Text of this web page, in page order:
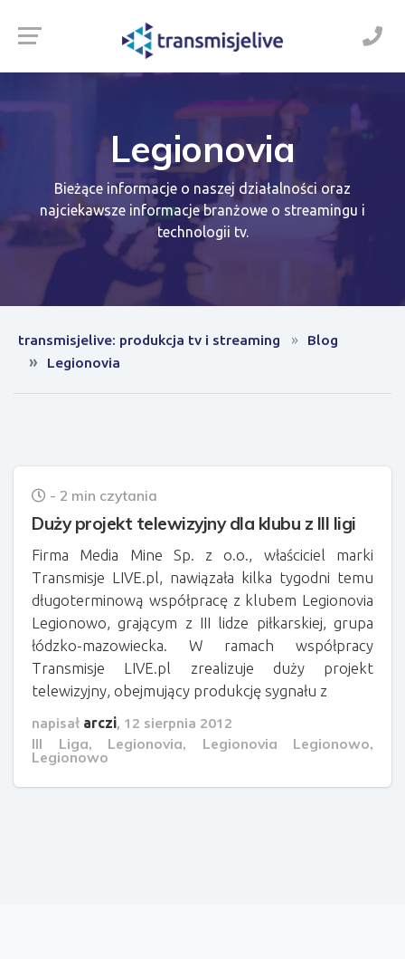
Legionovia
Bieżące informacje o naszej działalności oraz
najciekawsze informacje branżowe o streamingu i
technologii tv.
transmisjelive: produkcja tv i streaming
Blog
Legionovia
- 2 min czytania
Duży projekt telewizyjny dla klubu z III ligi
Firma Media Mine Sp. z o.o., właściciel marki
Transmisje LIVE.pl, nawiązała kilka tygodni temu
długoterminową współpracę z klubem Legionovia
Legionowo, grającym z III lidze piłkarskiej, grupa
łódzko-mazowiecka. W ramach współpracy
Transmisje LIVE.pl zrealizuje duży projekt
telewizyjny, obejmujący produkcję sygnału z
napisał arczi, 12 sierpnia 2012
III Liga, Legionovia, Legionovia Legionowo,
Legionowo